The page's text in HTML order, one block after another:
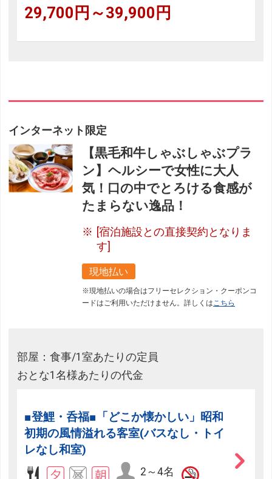
29,700円～39,900円
インターネット限定
【黒毛和牛しゃぶしゃぶプラ
ン】ヘルシーで女性に大人
気！口の中でとろける食感が
たまらない逸品！
[宿泊施設との直接契約となりま
す]
現地払い
※現地払いの場合はフリーセレクション・クーポンコ
ードはご利用いただけません。詳しくは こちら
部屋：食事/1室あたりの定員
おとな1名様あたりの代金
■登鯉・呑福■「どこか懐かしい」昭和
初期の風情溢れる客室(バスなし・トイ
レなし和室)
2～4名
フリーセレクション・クーポンコードをご利用いただけな
い商品
旅館・ホテルなど宿泊施設での現地支払いにはご利用いただけま